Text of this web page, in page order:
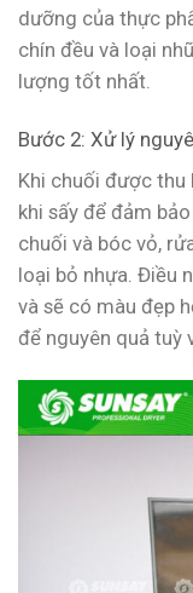
dưỡng của thực
chín đều và loại
lượng tốt nhất.
Bước 2: Xử lý
Khi chuối được thu
khi sấy để đảm
chuối và bóc vỏ,
loại bỏ nhựa. Điều
và sẽ có màu đẹp
để nguyên quả tuỳ